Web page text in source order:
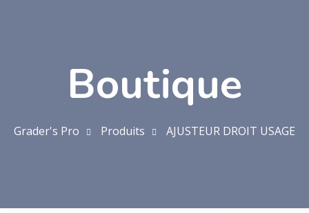
Boutique
Grader's Pro Produits AJUSTEUR DROIT USAGE